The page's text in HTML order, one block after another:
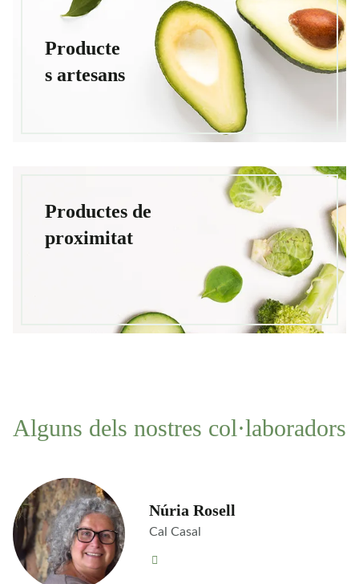
Producte
s artesans
Productes de
proximitat
Alguns dels nostres col·laboradors
Núria Rosell
Cal Casal